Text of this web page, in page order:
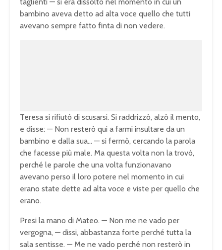
bambino aveva detto ad alta voce quello che tutti
avevano sempre fatto finta di non vedere.
Teresa si rifiutò di scusarsi. Si raddrizzò, alzò il mento,
e disse: — Non resterò qui a farmi insultare da un
bambino e dalla sua… — si fermò, cercando la parola
che facesse più male. Ma questa volta non la trovò,
perché le parole che una volta funzionavano
avevano perso il loro potere nel momento in cui
erano state dette ad alta voce e viste per quello che
erano.
Presi la mano di Mateo. — Non me ne vado per
vergogna, — dissi, abbastanza forte perché tutta la
sala sentisse. — Me ne vado perché non resterò in